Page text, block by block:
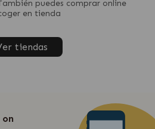
puedes comprar online
en tienda
tiendas